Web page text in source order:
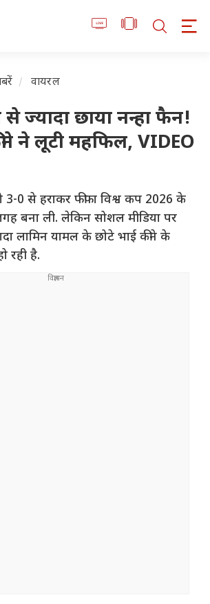
वायरल
ज्यादा छाया नन्हा फैन!
ने लूटी महफिल, VIDEO
3-0 से हराकर फीफा विश्व कप 2026 के
बना ली. लेकिन सोशल मीडिया पर
लामिन यामल के छोटे भाई कीने के
रही है.